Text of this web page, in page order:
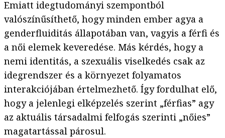
Emiatt idegtudományi szempontból
valószínűsíthető, hogy minden ember agya a
genderfluiditás állapotában van, vagyis a férfi és
a női elemek keveredése. Más kérdés, hogy a
nemi identitás, a szexuális viselkedés csak az
idegrendszer és a környezet folyamatos
interakciójában értelmezhető. Így fordulhat elő,
hogy a jelenlegi elképzelés szerint „férfias” agy
az aktuális társadalmi felfogás szerinti „nőies”
magatartással párosul.